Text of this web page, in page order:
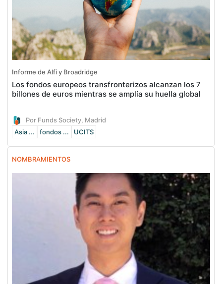
Informe de Alfi y Broadridge
Los fondos europeos transfronterizos alcanzan los 7
billones de euros mientras se amplía su huella global
Por Funds Society, Madrid
Asia ...
fondos ... UCITS
NOMBRAMIENTOS